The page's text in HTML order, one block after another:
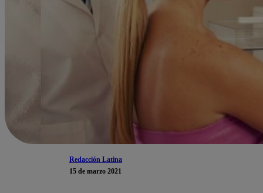
Redacción Latina
15 de marzo 2021